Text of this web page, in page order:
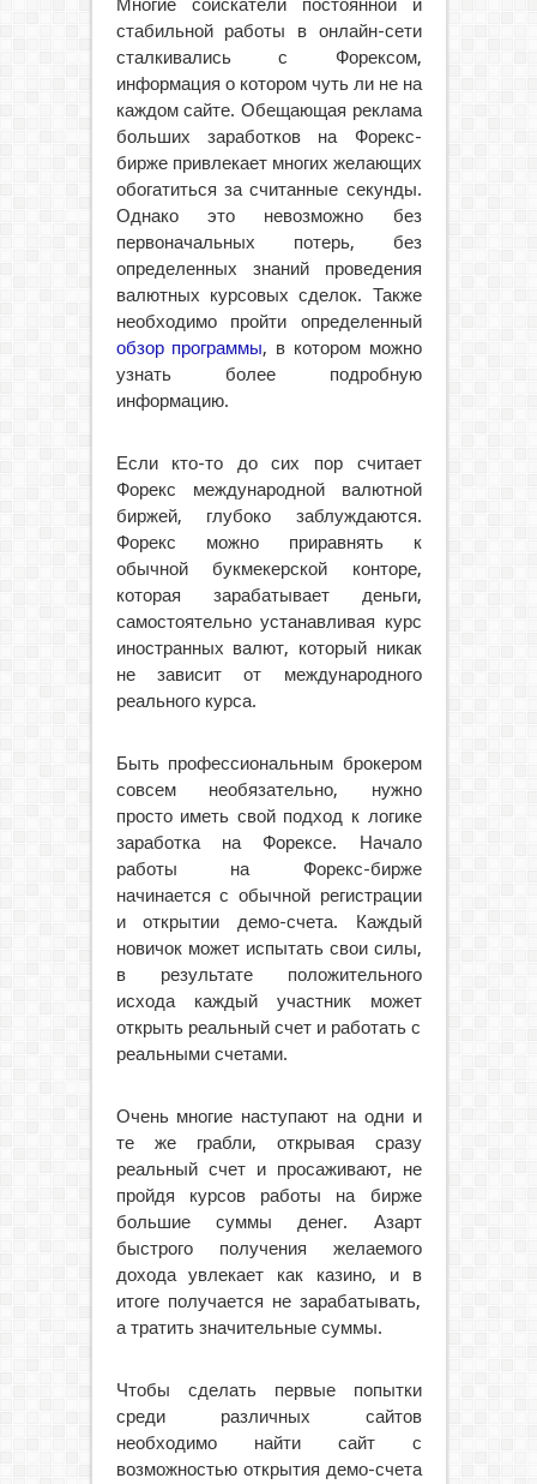
Многие соискатели постоянной и
стабильной работы в онлайн-сети
сталкивались с Форексом,
информация о котором чуть ли не на
каждом сайте. Обещающая реклама
больших заработков на Форекс-
бирже привлекает многих желающих
обогатиться за считанные секунды.
Однако это невозможно без
первоначальных потерь, без
определенных знаний проведения
валютных курсовых сделок. Также
необходимо пройти определенный
обзор программы, в котором можно
узнать более подробную
информацию.
Если кто-то до сих пор считает
Форекс международной валютной
биржей, глубоко заблуждаются.
Форекс можно приравнять к
обычной букмекерской конторе,
которая зарабатывает деньги,
самостоятельно устанавливая курс
иностранных валют, который никак
не зависит от международного
реального курса.
Быть профессиональным брокером
совсем необязательно, нужно
просто иметь свой подход к логике
заработка на Форексе. Начало
работы на Форекс-бирже
начинается с обычной регистрации
и открытии демо-счета. Каждый
новичок может испытать свои силы,
в результате положительного
исхода каждый участник может
открыть реальный счет и работать с
реальными счетами.
Очень многие наступают на одни и
те же грабли, открывая сразу
реальный счет и просаживают, не
пройдя курсов работы на бирже
большие суммы денег. Азарт
быстрого получения желаемого
дохода увлекает как казино, и в
итоге получается не зарабатывать,
а тратить значительные суммы.
Чтобы сделать первые попытки
среди различных сайтов
необходимо найти сайт с
возможностью открытия демо-счета